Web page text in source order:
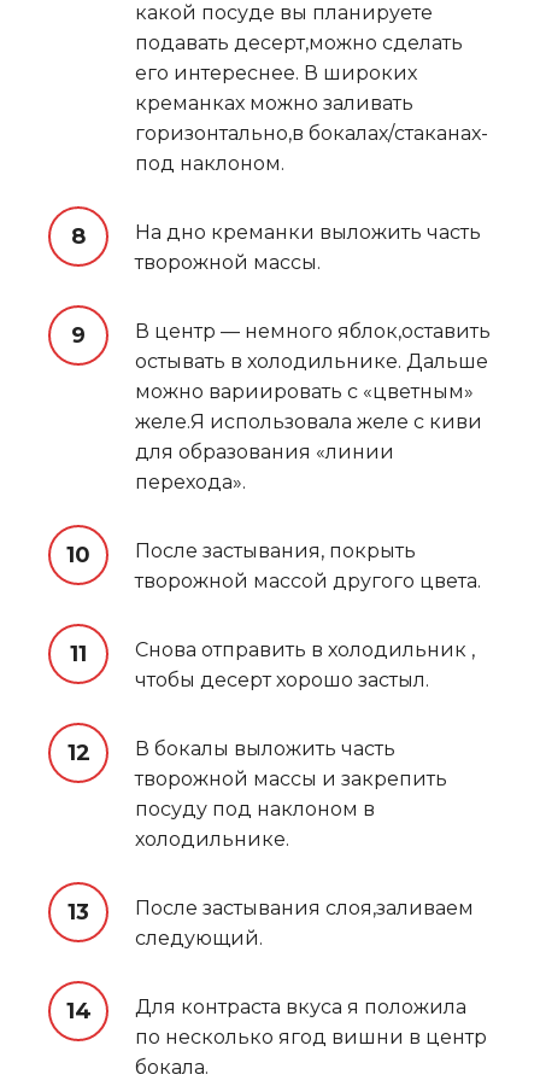
какой посуде вы планируете
подавать десерт,можно сделать
его интереснее. В широких
креманках можно заливать
горизонтально,в бокалах/стаканах-
под наклоном.
На дно креманки выложить часть
творожной массы.
В центр — немного яблок,оставить
остывать в холодильнике. Дальше
можно вариировать с «цветным»
желе.Я использовала желе с киви
для образования «линии
перехода».
После застывания, покрыть
творожной массой другого цвета.
Снова отправить в холодильник ,
чтобы десерт хорошо застыл.
В бокалы выложить часть
творожной массы и закрепить
посуду под наклоном в
холодильнике.
После застывания слоя,заливаем
следующий.
Для контраста вкуса я положила
по несколько ягод вишни в центр
бокала.